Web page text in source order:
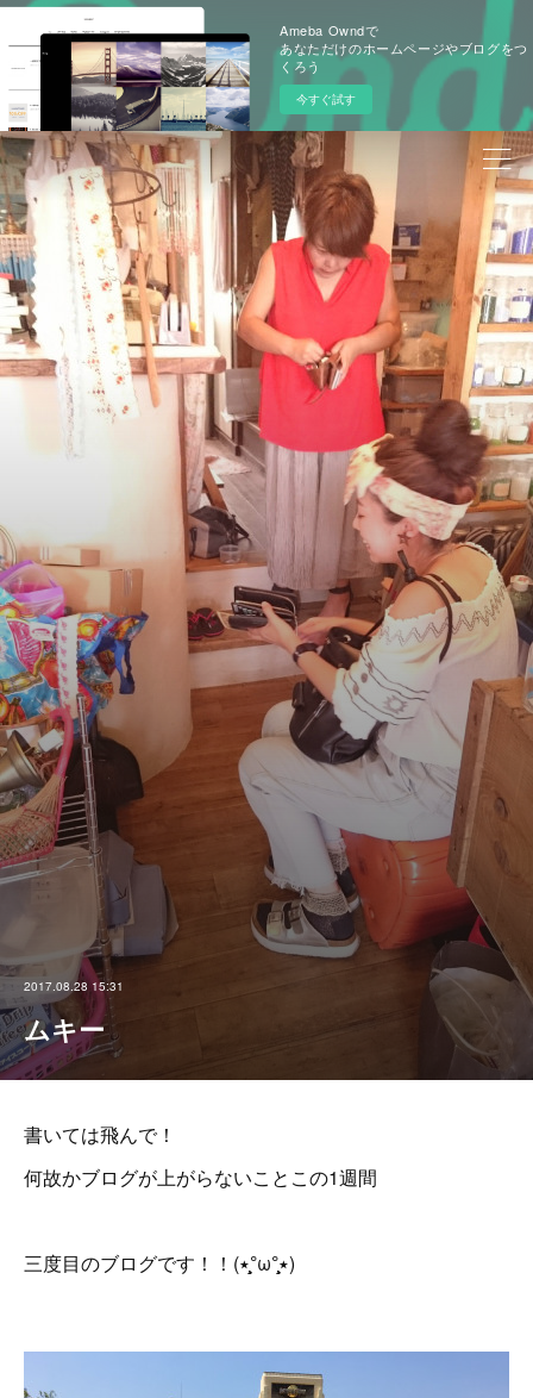
Ameba Owndで
あなただけのホームページやブログをつ
くろう
今すぐ試す
2017.08.28 15:31
ムキー
書いては飛んで！
何故かブログが上がらないことこの1週間
三度目のブログです！！(٭°̧̧̧ω°̧̧̧٭)